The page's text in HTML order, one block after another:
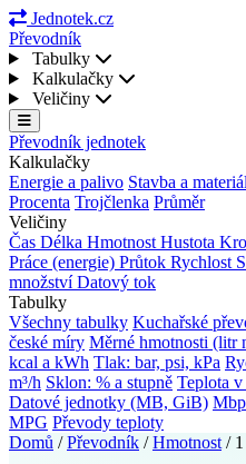
Jednotek.cz
Převodník
Tabulky
Kalkulačky
Veličiny
Převodník jednotek
Kalkulačky
Energie a palivo Stavba a materiál
Procenta Trojčlenka Průměr
Veličiny
Čas Délka Hmotnost Hustota
Práce (energie) Průtok Rychlost
množstvíDatový tok
Tabulky
Všechny tabulky Kuchařské
české míry Měrné hmotnosti (litr
kcal a kWh Tlak: bar, psi, kPa
m³/h Sklon: % a stupně Teplota
Datové jednotky (MB, GiB)
MPG Převody teploty
Domů / Převodník / Hmotnost /